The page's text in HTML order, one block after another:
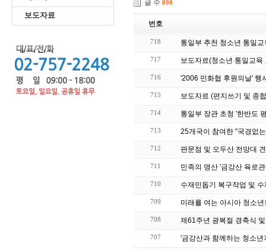
보도자료
글 수 898
번호
718
717 보도자료(청소년 통일교육
716 '2006 민화협 후원의날' 행
715 보도자료 (
714 통일부 장관 초청 '한반도
713 25개국이 참여한 "국경없
712 판문점 및 오두산 전망대
711 민족의 명산 '금강산 육로
710 수재민돕기 복구작업 및
709 미래를 여는 아시아 청소
708 제61주년 광복절 경축식
707 '금강산과 함께하는 청소